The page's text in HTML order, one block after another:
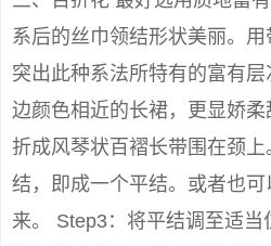
系后的丝巾领结形状美丽。
突出此种系法所特有的富有
边颜色相近的长裙，更显娇
折成风琴状百褶长带围在颈
结，即成一个平结。或者也
来。 Step3：将平结调至适